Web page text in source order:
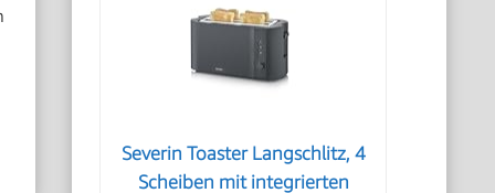
Severin Toaster Langschlitz, 4
Scheiben mit integrierten